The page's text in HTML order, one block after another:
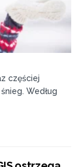
częściej
Według